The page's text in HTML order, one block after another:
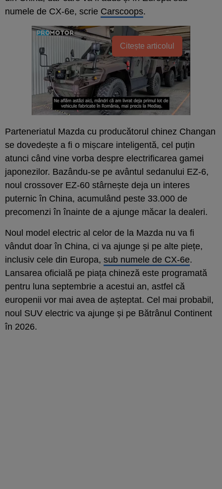
numele de CX-6e, scrie Carscoops.
Citește articolul
Parteneriatul Mazda cu producătorul chinez Changan
se dovedește a fi o mișcare inteligentă, cel puțin
atunci când vine vorba despre electrificarea gamei
japonezilor. Bazându-se pe avântul sedanului EZ-6,
noul crossover EZ-60 stârnește deja un interes
puternic în China, acumulând peste 33.000 de
precomenzi în înainte de a ajunge măcar la dealeri.
Noul model electric al celor de la Mazda nu va fi
vândut doar în China, ci va ajunge și pe alte piețe,
inclusiv cele din Europa, sub numele de CX-6e.
Lansarea oficială pe piața chineză este programată
pentru luna septembrie a acestui an, astfel că
europenii vor mai avea de așteptat. Cel mai probabil,
noul SUV electric va ajunge și pe Bătrânul Continent
în 2026.